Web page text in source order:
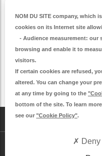
eget luctus
fringilla nunc.
S'inscrire
NOM DU SITE company, which
cookies on its Internet site
- Audience measurement: our
browsing and enable it to
visitors.
If certain cookies are refused,
altered. You can change your
at any time by going to the
bottom of the site. To learn
see our "Cookie Policy".